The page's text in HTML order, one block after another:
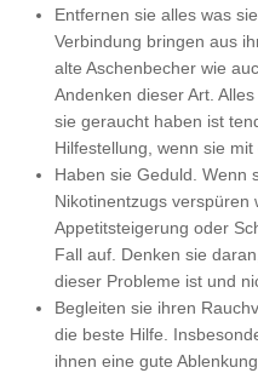
Entfernen sie alles was
Verbindung bringen aus
alte Aschenbecher wie
Andenken dieser Art.
sie geraucht haben ist
Hilfestellung, wenn sie
Haben sie Geduld. Wenn
Nikotinentzugs verspüren
Appetitsteigerung oder
Fall auf. Denken sie
dieser Probleme ist und
Begleiten sie ihren
die beste Hilfe.
ihnen eine gute